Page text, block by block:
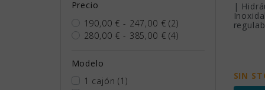
Precio
190,00 € - 247,00 €(2)
280,00 € - 385,00 €(4)
Modelo
1 cajón(1)
|
SIN